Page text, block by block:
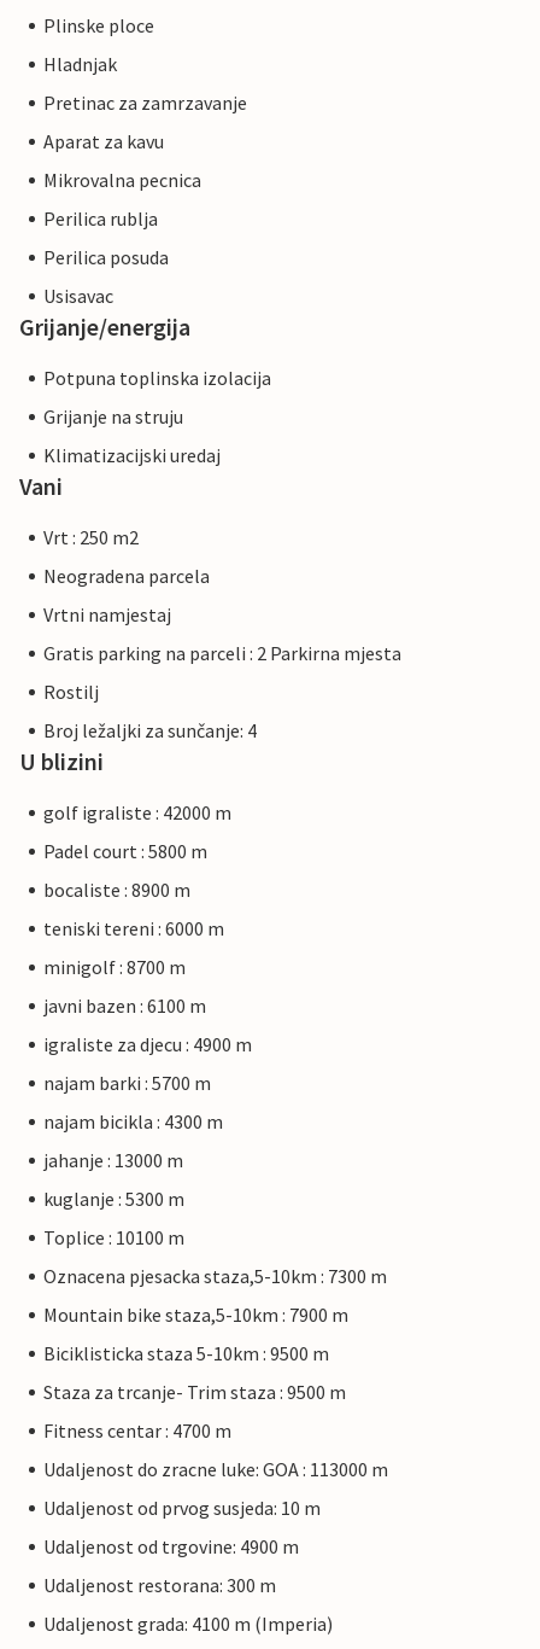
Plinske ploce
Hladnjak
Pretinac za zamrzavanje
Aparat za kavu
Mikrovalna pecnica
Perilica rublja
Perilica posuda
Usisavac
Grijanje/energija
Potpuna toplinska izolacija
Grijanje na struju
Klimatizacijski uredaj
Vani
Vrt : 250 m2
Neogradena parcela
Vrtni namjestaj
Gratis parking na parceli : 2 Parkirna mjesta
Rostilj
Broj ležaljki za sunčanje: 4
U blizini
golf igraliste : 42000 m
Padel court : 5800 m
bocaliste : 8900 m
teniski tereni : 6000 m
minigolf : 8700 m
javni bazen : 6100 m
igraliste za djecu : 4900 m
najam barki : 5700 m
najam bicikla : 4300 m
jahanje : 13000 m
kuglanje : 5300 m
Toplice : 10100 m
Oznacena pjesacka staza,5-10km : 7300 m
Mountain bike staza,5-10km : 7900 m
Biciklisticka staza 5-10km : 9500 m
Staza za trcanje- Trim staza : 9500 m
Fitness centar : 4700 m
Udaljenost do zracne luke: GOA : 113000 m
Udaljenost od prvog susjeda: 10 m
Udaljenost od trgovine: 4900 m
Udaljenost restorana: 300 m
Udaljenost grada: 4100 m (Imperia)